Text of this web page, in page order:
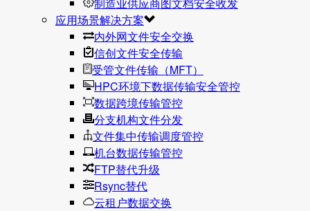
应用场景解决方案
内外网文件安全交换
信创文件安全传输
受管文件传输（MFT）
HPC环境下数据传输安全管控
数据跨境传输管控
分支机构文件分发
文件集中传输调度管控
机台数据传输管控
FTP替代升级
Rsync替代
云租户数据交换